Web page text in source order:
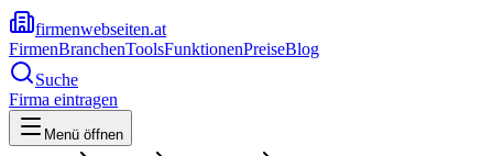
firmenwebseiten.at
FirmenBranchenToolsFunktionenPreiseBlog
Suche
Firma eintragen
Menü öffnen